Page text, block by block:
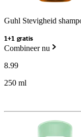
Guhl Stevigheid
1+1 gratis
Combineer nu
8.99
250 ml